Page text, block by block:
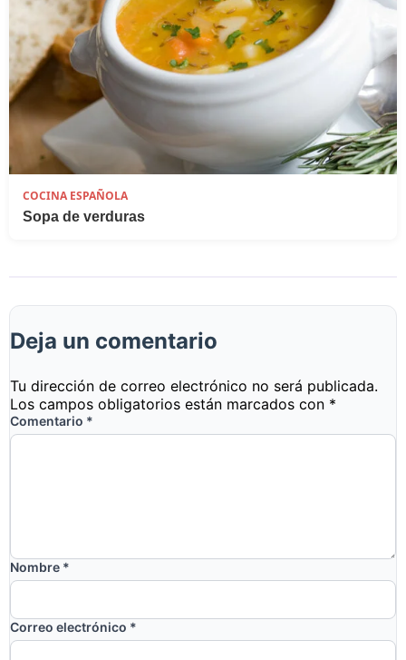
COCINA ESPAÑOLA
Sopa de verduras
Deja un comentario
Tu dirección de correo electrónico no será publicada.
Los campos obligatorios están marcados con *
Comentario *
Nombre *
Correo electrónico *